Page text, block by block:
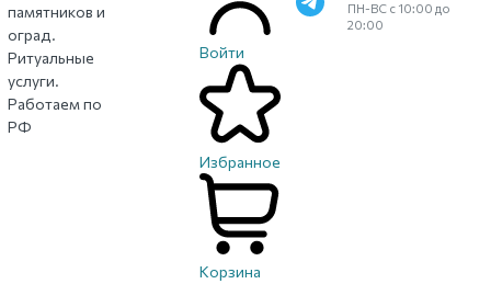
памятников и
оград.
Ритуальные
услуги.
Работаем по
РФ
Войти
Избранное
Корзина
ПН-ВС с 10:00 до
20:00